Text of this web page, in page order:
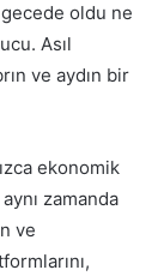
oldu ne
Asıl
ve aydın bir
ekonomik
zamanda
ve